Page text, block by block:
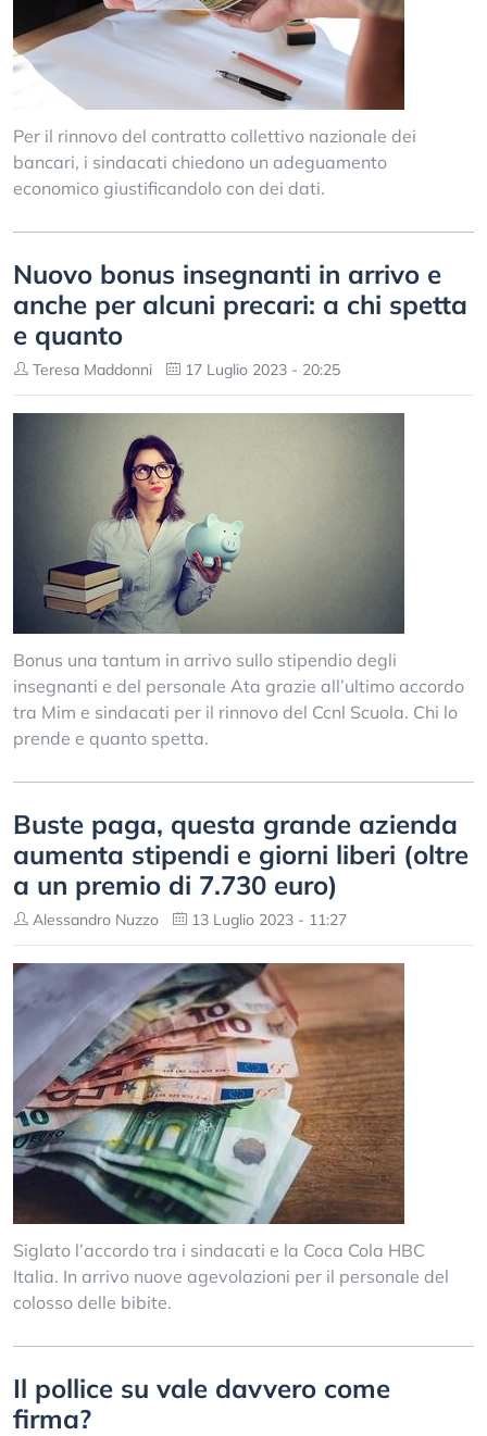
Per il rinnovo del contratto collettivo nazionale dei
bancari, i sindacati chiedono un adeguamento
economico giustificandolo con dei dati.
Nuovo bonus insegnanti in arrivo e
anche per alcuni precari: a chi spetta
e quanto
Teresa Maddonni 17 Luglio 2023 - 20:25
Bonus una tantum in arrivo sullo stipendio degli
insegnanti e del personale Ata grazie all’ultimo accordo
tra Mim e sindacati per il rinnovo del Ccnl Scuola. Chi lo
prende e quanto spetta.
Buste paga, questa grande azienda
aumenta stipendi e giorni liberi (oltre
a un premio di 7.730 euro)
Alessandro Nuzzo 13 Luglio 2023 - 11:27
Siglato l’accordo tra i sindacati e la Coca Cola HBC
Italia. In arrivo nuove agevolazioni per il personale del
colosso delle bibite.
Il pollice su vale davvero come
firma?